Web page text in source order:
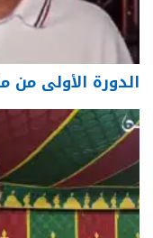
الدورة الأولى